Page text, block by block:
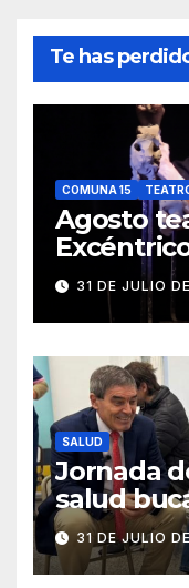
Te has
COMUNA 15
Agosto
31 DE JULIO
SALUD
Jornada
salud
31 DE JULIO